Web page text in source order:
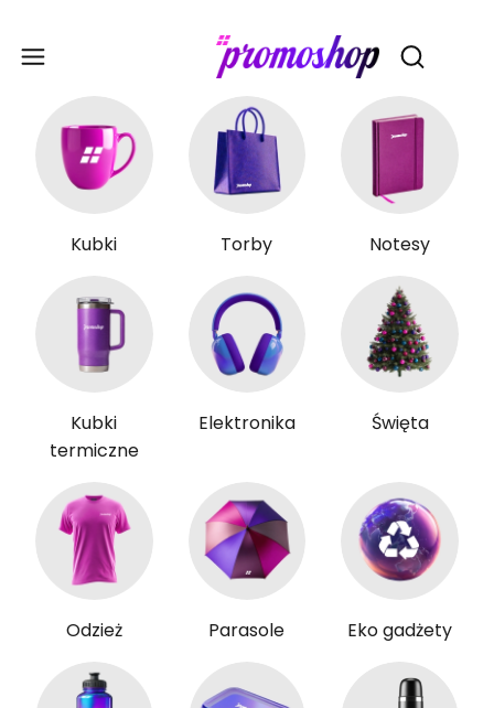
Otwórz
Kubki Torby Notesy
Kubki
termiczne
Elektronika Święta
Odzież Parasole Eko gadżety